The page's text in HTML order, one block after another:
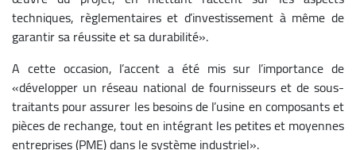
techniques, règlementaires et d’investissement à même de
garantir sa réussite et sa durabilité».
A cette occasion, l’accent a été mis sur l’importance de
«développer un réseau national de fournisseurs et de sous-
traitants pour assurer les besoins de l’usine en composants et
pièces de rechange, tout en intégrant les petites et moyennes
entreprises (PME) dans le système industriel».